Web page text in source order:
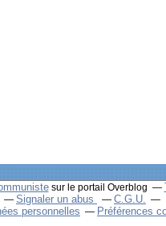
sur le portail Overblog
Signaler un abus
C.G.U.
personnelles
Préférences